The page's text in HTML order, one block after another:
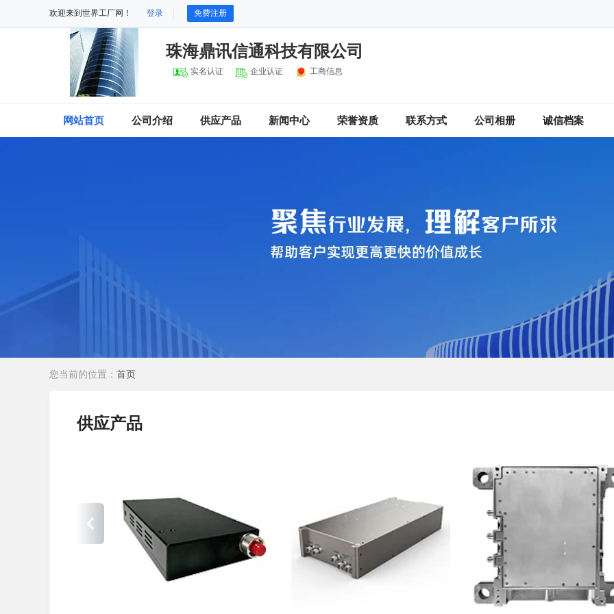
欢迎来到世界工厂网！ 登录 免费注册
珠海鼎讯信通科技有限公司
实名认证 企业认证 工商信息
网站首页 公司介绍 供应产品 新闻中心 荣誉资质 联系方式 公司相册 诚信档案
您当前的位置： 首页
供应产品